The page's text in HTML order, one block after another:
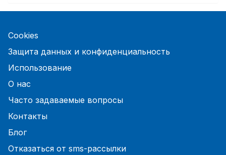
Cookies
Защита данных и конфиденциальность
Использование
О нас
Часто задаваемые вопросы
Контакты
Блог
Отказаться от sms-рассылки